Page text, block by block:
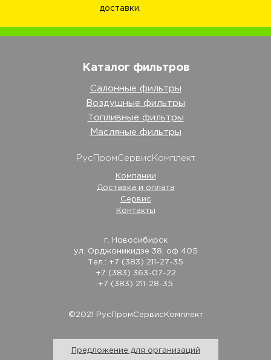
доставки.
©2021 РусПромСервисКомплект
Предложение для организаций
Каталог фильтров
Салонные фильтры
Воздушные фильтры
Топливные фильтры
Масляные фильтры
РусПромСервисКомплект
Компании
Доставка и оплата
Сервис
Контакты
г. Новосибирск
ул. Орджоникидзе 38, оф 405
Тел.: +7 (383) 211-27-35
+7 (383) 363-07-22
+7 (383) 211-28-35